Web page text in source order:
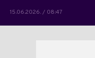
15.06.2026. / 08:47